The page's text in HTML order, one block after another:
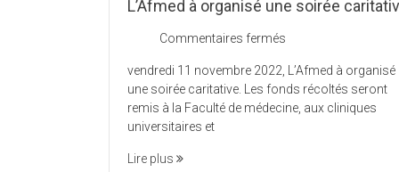
L’Afmed à organisé une soirée
Commentaires fermés
à
organisé
une
vendredi 11 novembre 2022, L’Afmed à organisé
une soirée caritative. Les fonds récoltés seront
remis à la Faculté de médecine, aux cliniques
universitaires et
Lire plus